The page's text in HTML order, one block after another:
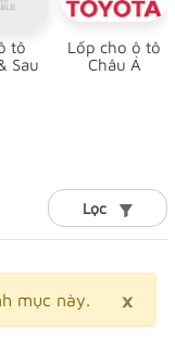
tô
Sau
Lốp cho ô tô
Châu Á
Lọc
×
mục này.